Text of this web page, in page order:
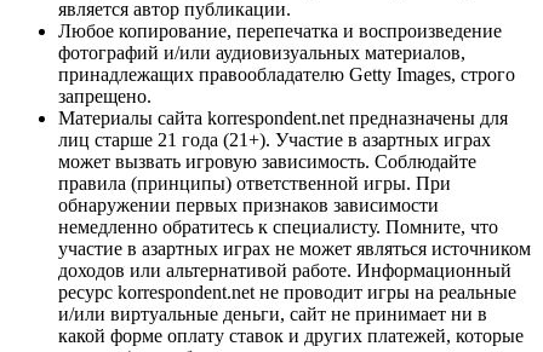
является автор публикации.
Любое копирование, перепечатка и воспроизведение
фотографий и/или аудиовизуальных материалов,
принадлежащих правообладателю Getty Images, строго
запрещено.
Материалы сайта korrespondent.net предназначены для
лиц старше 21 года (21+). Участие в азартных играх
может вызвать игровую зависимость. Соблюдайте
правила (принципы) ответственной игры. При
обнаружении первых признаков зависимости
немедленно обратитесь к специалисту. Помните, что
участие в азартных играх не может являться источником
доходов или альтернативой работе. Информационный
ресурс korrespondent.net не проводит игры на реальные
и/или виртуальные деньги, сайт не принимает ни в
какой форме оплату ставок и других платежей, которые